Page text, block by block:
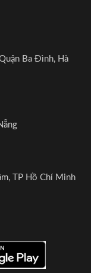
Ba Đình, Hà
TP Hồ Chí Minh